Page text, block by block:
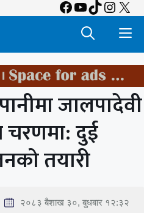
Facebook
YouTube
TikTok
X
जालपादेवी
दुई
तयारी
२०८३ बैशाख ३०, बुधबार १२:३२